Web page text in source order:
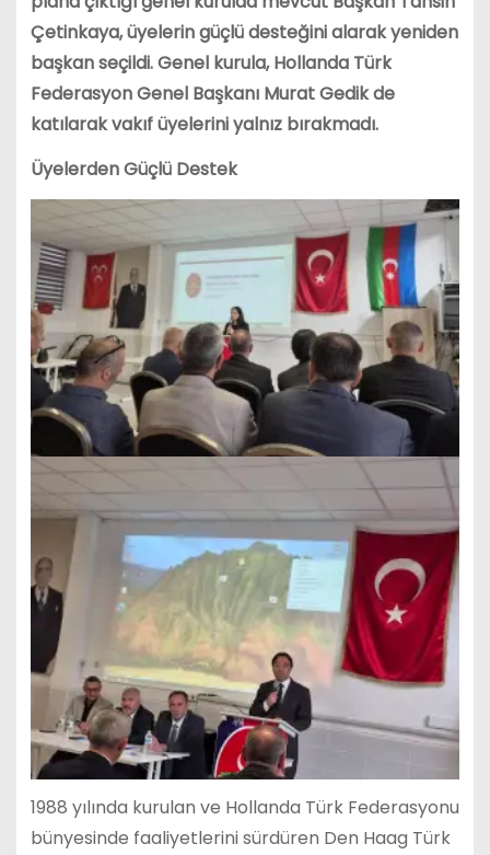
Çetinkaya, üyelerin güçlü desteğini alarak yeniden
başkan seçildi. Genel kurula, Hollanda Türk
Federasyon Genel Başkanı Murat Gedik de
katılarak vakıf üyelerini yalnız bırakmadı.
Üyelerden Güçlü Destek
1988 yılında kurulan ve Hollanda Türk Federasyonu
bünyesinde faaliyetlerini sürdüren Den Haag Türk